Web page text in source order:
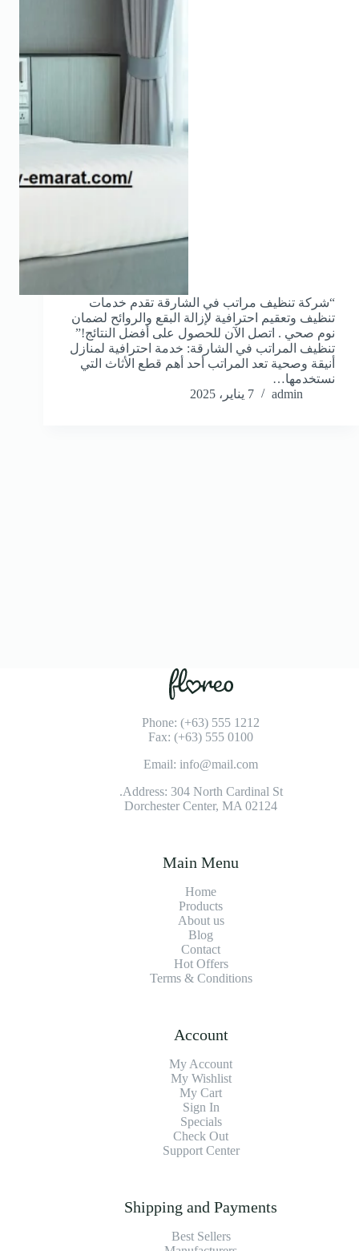
“شركة تنظيف مراتب في الشارقة تقدم خدمات
تنظيف وتعقيم احترافية لإزالة البقع والروائح لضمان
نوم صحي . اتصل الآن للحصول على أفضل النتائج!”
تنظيف المراتب في الشارقة: خدمة احترافية لمنازل
أنيقة وصحية تعد المراتب أحد أهم قطع الأثاث التي
نستخدمها…
admin
7 يناير، 2025
Phone: (+63) 555 1212
Fax: (+63) 555 0100
Email: info@mail.com
Address: 304 North Cardinal St.
Dorchester Center, MA 02124
Main Menu
Home
Products
About us
Blog
Contact
Hot Offers
Terms & Conditions
Account
My Account
My Wishlist
My Cart
Sign In
Specials
Check Out
Support Center
Shipping and Payments
Best Sellers